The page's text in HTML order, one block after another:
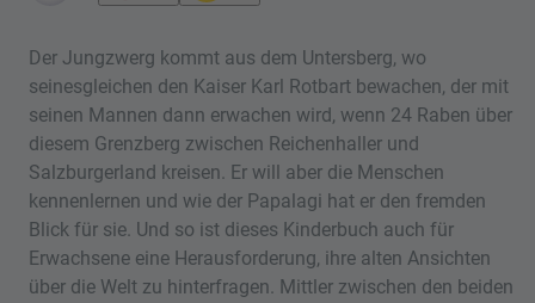
Der Jungzwerg kommt aus dem Untersberg, wo
seinesgleichen den Kaiser Karl Rotbart bewachen, der mit
seinen Mannen dann erwachen wird, wenn 24 Raben über
diesem Grenzberg zwischen Reichenhaller und
Salzburgerland kreisen. Er will aber die Menschen
kennenlernen und wie der Papalagi hat er den fremden
Blick für sie. Und so ist dieses Kinderbuch auch für
Erwachsene eine Herausforderung, ihre alten Ansichten
über die Welt zu hinterfragen. Mittler zwischen den beiden